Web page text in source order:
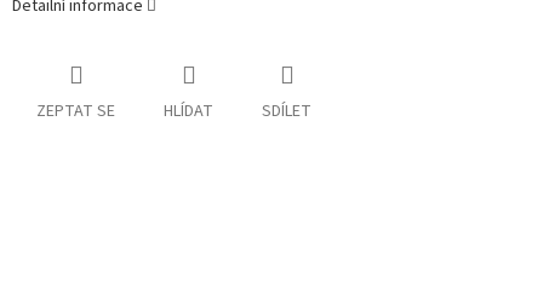
Detailní informace
ZEPTAT SE HLÍDAT SDÍLET